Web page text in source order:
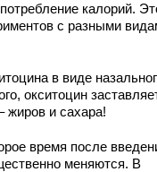
калорий.
с разными
в виде
окситоцин
жиров и сахара!
время после
меняются. В